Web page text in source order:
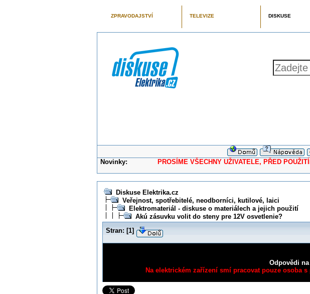
ZPRAVODAJSTVÍ TELEVIZE DISKUSE
Novinky: PROSÍME VŠECHNY UŽIVATELE, PŘED POUŽITÍM
Diskuse Elektrika.cz
Veřejnost, spotřebitelé, neodborníci, kutilové, laici
Elektromateriál - diskuse o materiálech a jejich použití
Akú zásuvku volit do steny pre 12V osvetlenie?
Stran: [1]
Odpovědi
Na elektrickém zařízení smí pracovat pouze osoba